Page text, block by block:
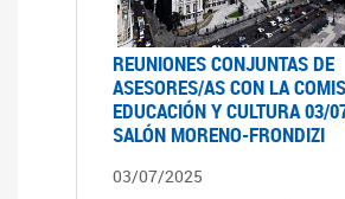
REUNIONES CONJUNTAS DE
ASESORES/AS CON LA
EDUCACIÓN Y CULTURA 03/
SALÓN MORENO-FRONDIZI
03/07/2025